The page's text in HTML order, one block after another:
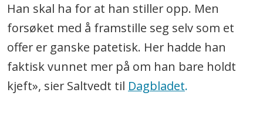
Han skal ha for at han stiller opp. Men
forsøket med å framstille seg selv som et
offer er ganske patetisk. Her hadde han
faktisk vunnet mer på om han bare holdt
kjeft», sier Saltvedt til Dagbladet.